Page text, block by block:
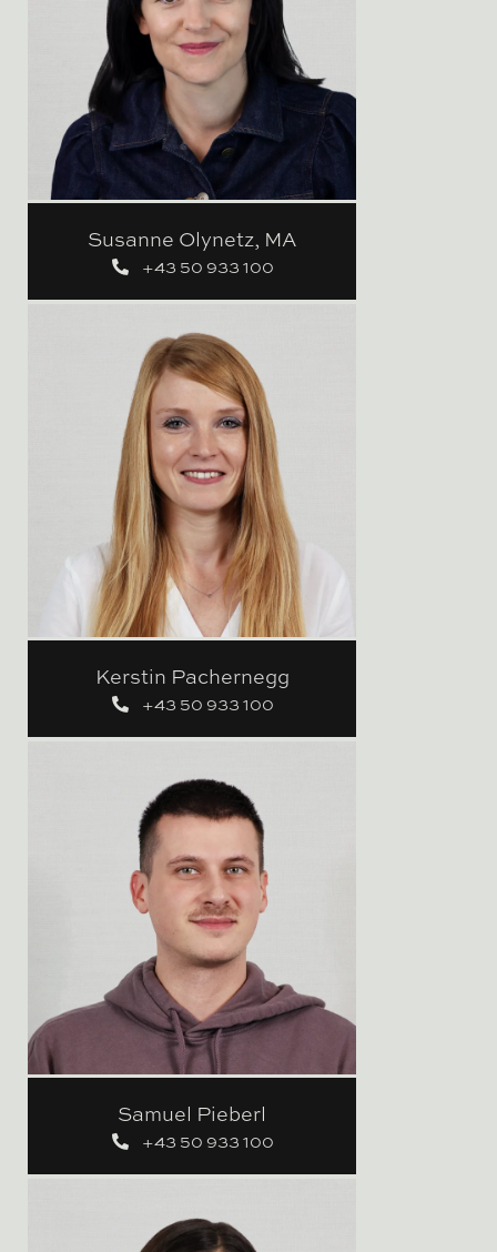
Susanne Olynetz, MA
+43 50 933 100
Kerstin Pachernegg
+43 50 933 100
Samuel Pieberl
+43 50 933 100